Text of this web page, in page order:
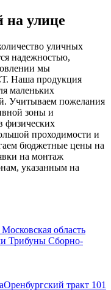
на улице
уличных
надежностью,
мы
Наша продукция
маленьких
Учитываем пожелания
зоны и
физических
проходимости и
бюджетные цены на
на монтаж
указанным на
Московская область
Трибуны Сборно-